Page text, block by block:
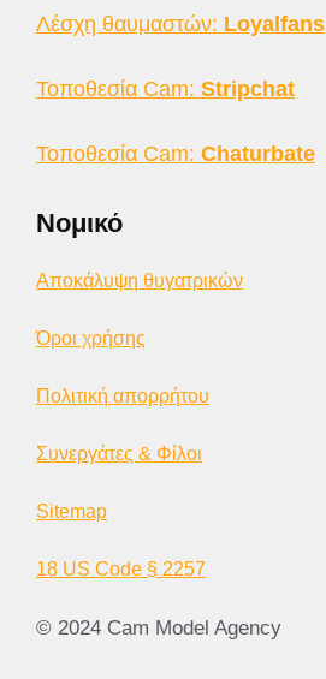
Λέσχη θαυμαστών: Loyalfans
Τοποθεσία Cam: Stripchat
Τοποθεσία Cam: Chaturbate
Νομικό
Αποκάλυψη θυγατρικών
Όροι χρήσης
Πολιτική απορρήτου
Συνεργάτες & Φίλοι
Sitemap
18 US Code § 2257
© 2024 Cam Model Agency